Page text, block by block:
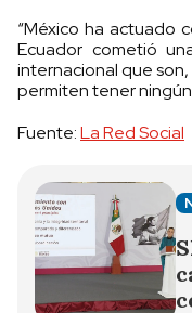
“México ha actuado
Ecuador cometió
internacional que
permiten tener
Fuente:La Red Social